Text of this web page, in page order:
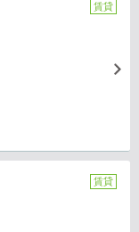
賃貸
賃貸